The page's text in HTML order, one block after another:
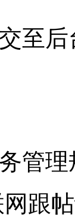
至
管理
跟